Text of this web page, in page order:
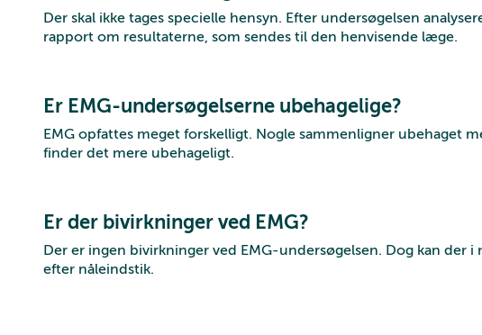
Der skal ikke tages specielle hensyn. Efter undersøgelsen
rapport om resultaterne, som sendes til den henvisende læge.
Er EMG-undersøgelserne ubehagelige?
EMG opfattes meget forskelligt. Nogle sammenligner ubehaget
finder det mere ubehageligt.
Er der bivirkninger ved EMG?
Der er ingen bivirkninger ved EMG-undersøgelsen. Dog kan
efter nåleindstik.